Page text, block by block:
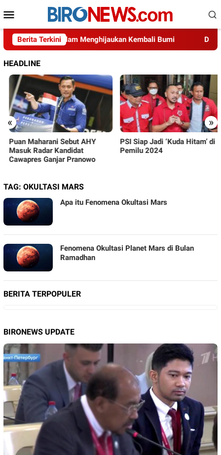
ke
kontenMobile
Berita Terkini
Indonesia dalam Menghijaukan Kembali Bumi Diduga
HEADLINE
« »
Puan Maharani Sebut AHY
Masuk Radar Kandidat
Cawapres Ganjar Pranowo
PSI Siap Jadi ‘Kuda Hitam’ di
Pemilu 2024
TAG: OKULTASI MARS
Apa itu Fenomena Okultasi Mars
Fenomena Okultasi Planet Mars di Bulan
Ramadhan
BERITA TERPOPULER
BIRONEWS UPDATE